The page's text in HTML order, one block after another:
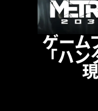
ゲーム
「ハ